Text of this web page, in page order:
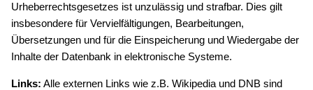
Urheberrechtsgesetzes ist unzulässig und strafbar. Dies gilt
insbesondere für Vervielfältigungen, Bearbeitungen,
Übersetzungen und für die Einspeicherung und Wiedergabe der
Inhalte der Datenbank in elektronische Systeme.
Links: Alle externen Links wie z.B. Wikipedia und DNB sind